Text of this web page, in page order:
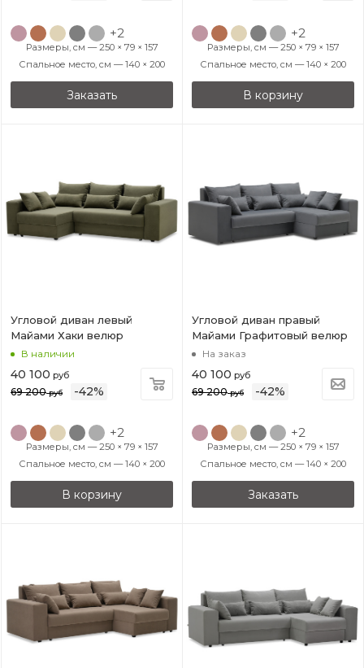
+2
Размеры, см — 250 × 79 × 157
Спальное место, см — 140 × 200
Заказать
+2
Размеры, см — 250 × 79 × 157
Спальное место, см — 140 × 200
В корзину
Угловой диван левый
Майами Хаки велюр
В наличии
40 100 руб
69 200руб -42%
+2
Размеры, см — 250 × 79 × 157
Спальное место, см — 140 × 200
В корзину
Угловой диван правый
Майами Графитовый велюр
На заказ
40 100 руб
69 200руб -42%
+2
Размеры, см — 250 × 79 × 157
Спальное место, см — 140 × 200
Заказать